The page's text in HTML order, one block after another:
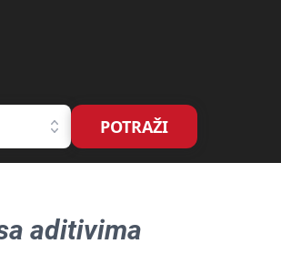
POTRAŽI
aditivima